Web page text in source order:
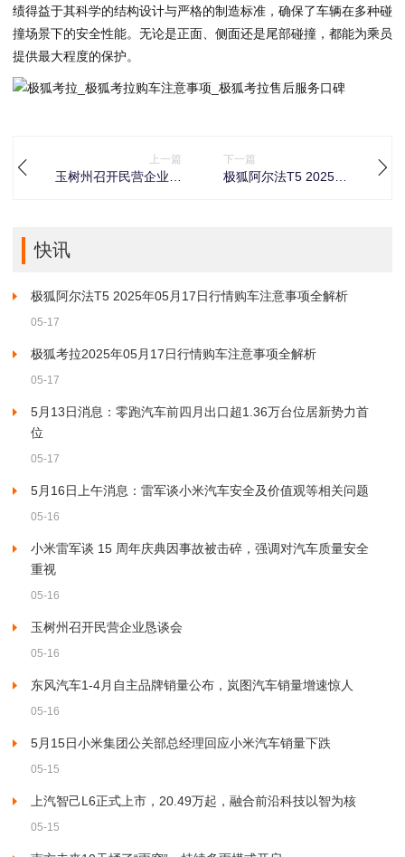
绩得益于其科学的结构设计与严格的制造标准，确保了车辆在多种碰
撞场景下的安全性能。无论是正面、侧面还是尾部碰撞，都能为乘员
提供最大程度的保护。
上一篇
玉树州召开民营企业恳
下一篇
极狐阿尔法T5 2025年
快讯
极狐阿尔法T5 2025年05月17日行情购车注意事项全解析
05-17
极狐考拉2025年05月17日行情购车注意事项全解析
05-17
5月13日消息：零跑汽车前四月出口超1.36万台位居新势力首
位
05-17
5月16日上午消息：雷军谈小米汽车安全及价值观等相关问题
05-16
小米雷军谈 15 周年庆典因事故被击碎，强调对汽车质量安全
重视
05-16
玉树州召开民营企业恳谈会
05-16
东风汽车1-4月自主品牌销量公布，岚图汽车销量增速惊人
05-16
5月15日小米集团公关部总经理回应小米汽车销量下跌
05-15
上汽智己L6正式上市，20.49万起，融合前沿科技以智为核
05-15